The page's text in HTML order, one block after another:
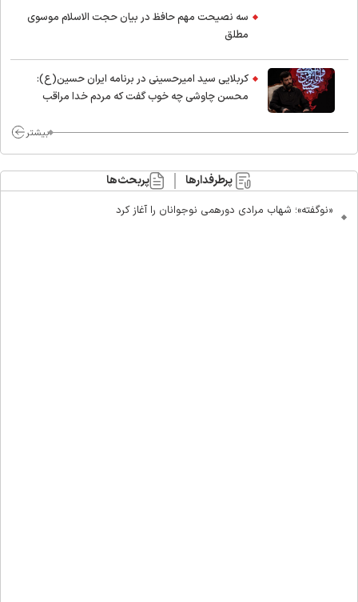
سه نصیحت مهم حافظ در بیان حجت الاسلام موسوی
مطلق
کربلایی سید امیر‌حسینی در برنامه ایران حسین(ع):
محسن چاوشی چه خوب گفت که مردم خدا مراقب
بیشتر
پرطرفدارها پربحث‌ها
«نوگفته»؛ شهاب مرادی دورهمی نوجوانان را آغاز کرد